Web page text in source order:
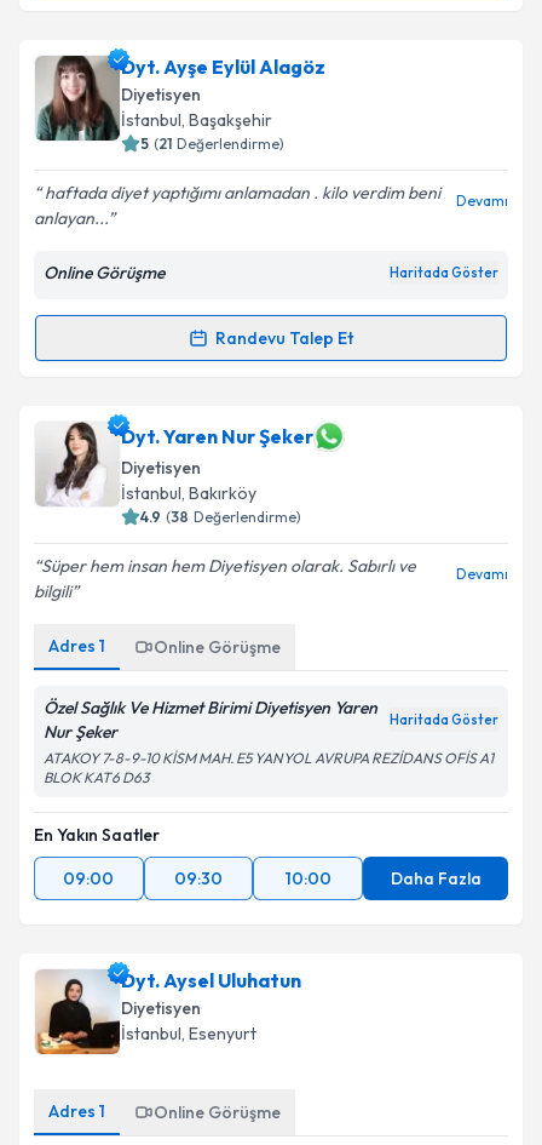
Dyt. Gülbengi Gökiçin randevu takvimi talebi
oluşturun. Size bu uzmandan randevu almanız için bir
takvim hazırlandığında e-posta ile bilgilendireceğiz.
Kişisel verilerimin işlenmesine ilişkin
Aydınlatma
kapsamda işlenmesini kabul ediyorum.
Dyt. Ayşe Eylül Alagöz
Diyetisyen
İstanbul, Başakşehir
5 (21 Değerlendirme)
haftada diyet yaptığımı anlamadan . kilo verdim beni
anlayan...
Devamı
Online Görüşme Haritada Göster
Randevu Talep Et
Randevu Takvimi Talebi
Dyt. Ayşe Eylül Alagöziçin randevu takvimi talebi
oluşturun. Size bu uzmandan randevu almanız için bir
takvim hazırlandığında e-posta ile bilgilendireceğiz.
E-posta Adresiniz
Kişisel verilerimin işlenmesine ilişkin
Metni'ni okudum ve kişisel verilerimin belirtilen
Takvim Talebini Gönder
Dyt. Yaren Nur Şeker
Diyetisyen
İstanbul, Bakırköy
4.9 (38 Değerlendirme)
Süper hem insan hem Diyetisyen olarak. Sabırlı ve
bilgili
Devamı
Adres 1 Online Görüşme
Özel Sağlık Ve Hizmet Birimi Diyetisyen Yaren
Nur Şeker
Haritada Göster
ATAKOY 7-8-9-10 KİSM MAH. E5 YANYOL AVRUPA REZİDANS OFİS A1
BLOK KAT6 D63
En Yakın Saatler
09:00
09:30 10:00 Daha Fazla
Dyt. Aysel Uluhatun
Diyetisyen
İstanbul, Esenyurt
Adres 1 Online Görüşme